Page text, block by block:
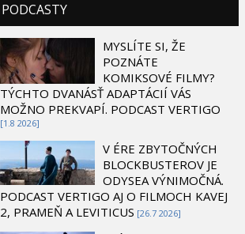
PODCASTY
MYSLÍTE SI, ŽE
POZNÁTE
KOMIKSOVÉ FILMY?
TÝCHTO DVANÁSŤ ADAPTÁCIÍ VÁS
MOŽNO PREKVAPÍ. PODCAST VERTIGO
[1.8 2026]
V ÉRE ZBYTOČNÝCH
BLOCKBUSTEROV JE
ODYSEA VÝNIMOČNÁ.
PODCAST VERTIGO AJ O FILMOCH KAVEJ
2, PRAMEŇ A LEVITICUS [26.7 2026]